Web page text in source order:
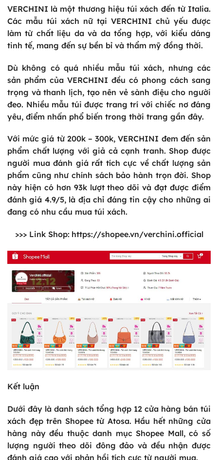
VERCHINI là một thương hiệu túi xách đến từ Italia.
Các mẫu túi xách nữ tại VERCHINI chủ yếu được
làm từ chất liệu da và da tổng hợp, với kiểu dáng
tinh tế, mang đến sự bền bỉ và thẩm mỹ đồng thời.
Dù không có quá nhiều mẫu túi xách, nhưng các
sản phẩm của VERCHINI đều có phong cách sang
trọng và thanh lịch, tạo nên vẻ sành điệu cho người
đeo. Nhiều mẫu túi được trang trí với chiếc nơ đáng
yêu, điểm nhấn phổ biến trong thời trang gần đây.
Với mức giá từ 200k – 300k, VERCHINI đem đến sản
phẩm chất lượng với giả cả cạnh tranh. Shop được
người mua đánh giá rất tích cực về chất lượng sản
phẩm cũng như chính sách bảo hành trọn đời. Shop
này hiện có hơn 93k lượt theo dõi và đạt được điểm
đánh giá 4.9/5, là địa chỉ đáng tin cậy cho những ai
đang có nhu cầu mua túi xách.
>>> Link Shop: https://shopee.vn/verchini.official
Kết luận
Dưới đây là danh sách tổng hợp 12 cửa hàng bán túi
xách đẹp trên Shopee từ Atosa. Hầu hết những cửa
hàng này đều thuộc danh mục Shopee Mall, có số
lượng người theo dõi đông đảo và đều nhận được
đánh giá cao với phản hồi tích cực từ người mua.